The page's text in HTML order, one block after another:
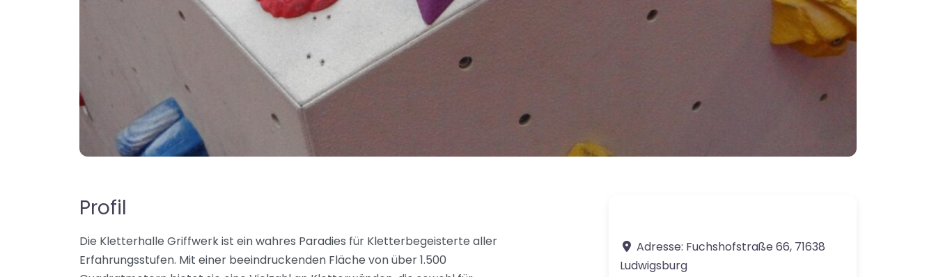
Profil
Die Kletterhalle Griffwerk ist ein wahres Paradies für Kletterbegeisterte aller
Erfahrungsstufen. Mit einer beeindruckenden Fläche von über 1.500
Adresse: Fuchshofstraße 66, 71638
Ludwigsburg